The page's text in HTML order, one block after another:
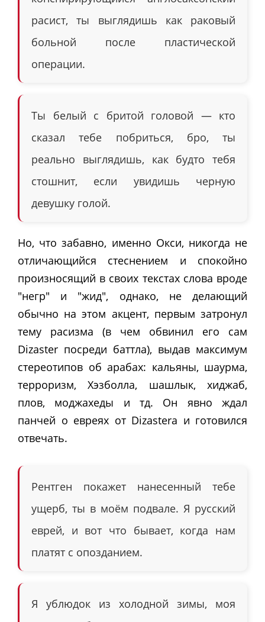
расист, ты выглядишь как раковый
больной после пластической
операции.
Ты белый с бритой головой — кто
сказал тебе побриться, бро, ты
реально выглядишь, как будто тебя
стошнит, если увидишь черную
девушку голой.
Но, что забавно, именно Окси, никогда не
отличающийся стеснением и спокойно
произносящий в своих текстах слова вроде
"негр" и "жид", однако, не делающий
обычно на этом акцент, первым затронул
тему расизма (в чем обвинил его сам
Dizaster посреди баттла), выдав максимум
стереотипов об арабах: кальяны, шаурма,
терроризм, Хэзболла, шашлык, хиджаб,
плов, моджахеды и тд. Он явно ждал
панчей о евреях от Dizastera и готовился
отвечать.
Рентген покажет нанесенный тебе
ущерб, ты в моём подвале. Я русский
еврей, и вот что бывает, когда нам
платят с опозданием.
Я ублюдок из холодной зимы, моя